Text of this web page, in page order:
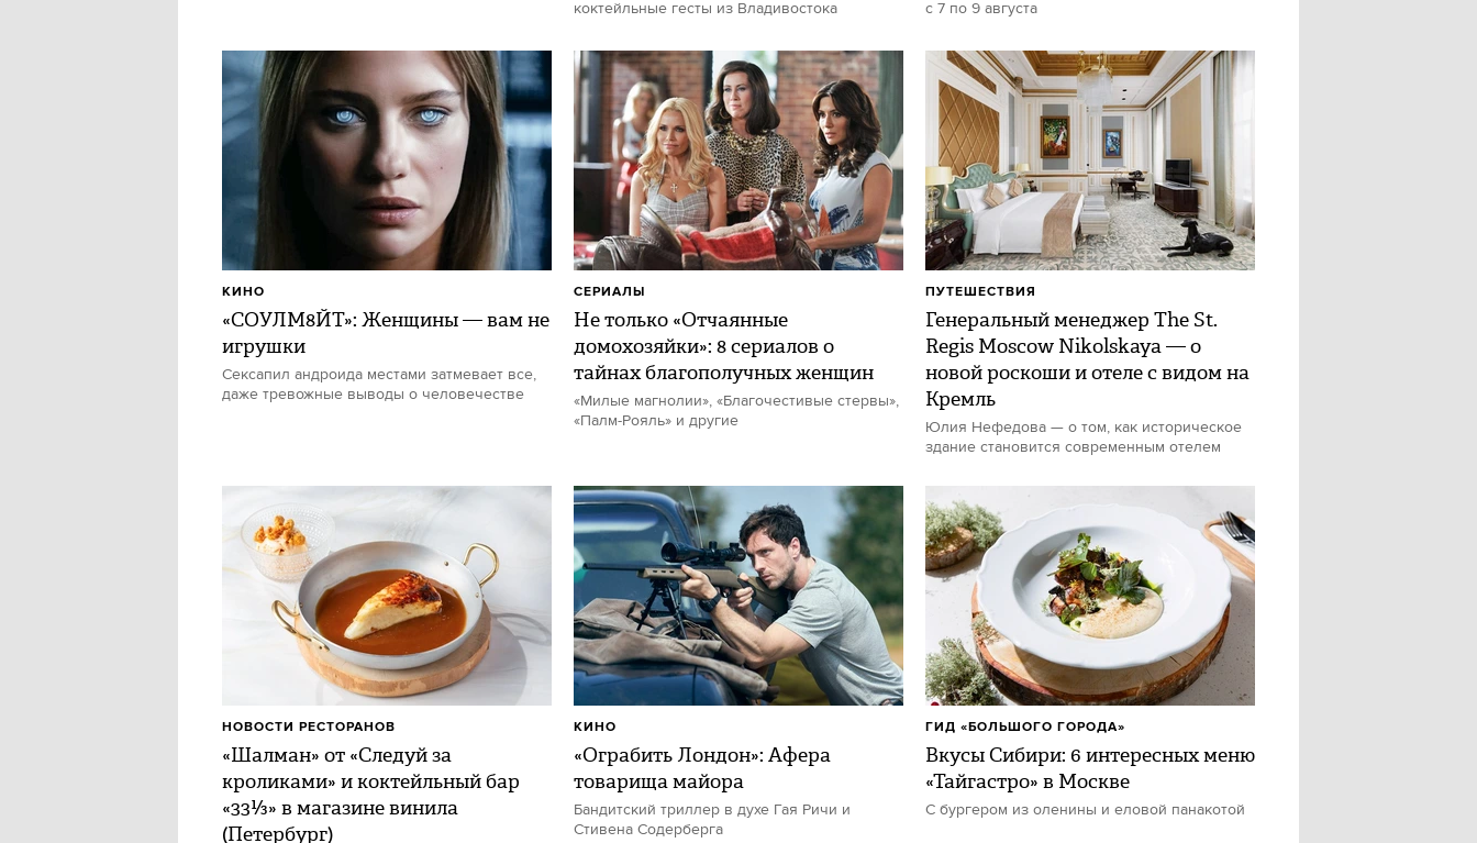
коктейльные гесты из Владивостока
с 7 по 9 августа
«СОУЛМ8ЙТ»: Женщины — вам не
игрушки
Сексапил андроида местами затмевает все,
даже тревожные выводы о человечестве
КИНО
Не только «Отчаянные
домохозяйки»: 8 сериалов о
тайнах благополучных женщин
«Милые магнолии», «Благочестивые стервы»,
«Палм-Рояль» и другие
СЕРИАЛЫ
Генеральный менеджер The St.
Regis Moscow Nikolskaya — о
новой роскоши и отеле с видом на
Кремль
Юлия Нефедова — о том, как историческое
здание становится современным отелем
ПУТЕШЕСТВИЯ
«Шалман» от «Следуй за
кроликами» и коктейльный бар
«33⅓» в магазине винила
(Петербург)
НОВОСТИ РЕСТОРАНОВ
«Ограбить Лондон»: Афера
товарища майора
Бандитский триллер в духе Гая Ричи и
Стивена Содерберга
КИНО
Вкусы Сибири: 6 интересных меню
«Тайгастро» в Москве
С бургером из оленины и еловой панакотой
ГИД «БОЛЬШОГО ГОРОДА»